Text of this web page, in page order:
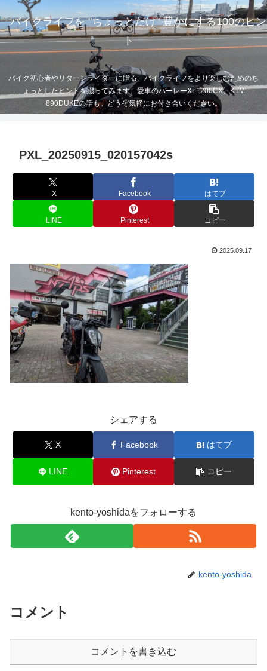
バイクライフを "ちょっとだけ" 豊かにする100のヒン
ト
バイク初心者やリターンライダーに贈る、バイクライフをより楽しむためのち
ょっとしたヒントを綴ってみます。愛車のハーレーXL1200CX、KTM
890DUKEの話も。どうぞ気軽にお付き合いください。
PXL_20250915_020157042s
X Facebook はてブ
LINE Pinterest コピー
2025.09.17
シェアする
X Facebook はてブ
LINE Pinterest コピー
kento-yoshidaをフォローする
kento-yoshida
コメント
コメントを書き込む